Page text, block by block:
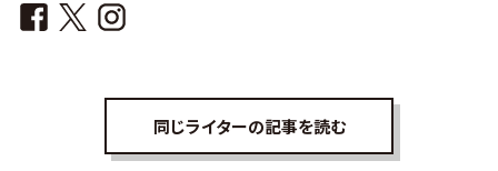
同じライターの記事を読む